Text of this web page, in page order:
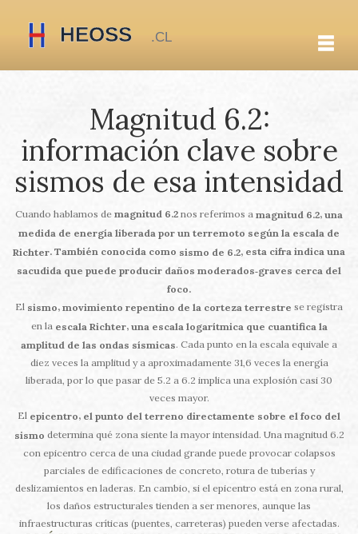
Magnitud 6.2:
información clave sobre
sismos de esa intensidad
Cuando hablamos de magnitud 6.2 nos referimos a magnitud 6.2, una
medida de energía liberada por un terremoto según la escala de
Richter. También conocida como sismo de 6.2, esta cifra indica una
sacudida que puede producir daños moderados‑graves cerca del
foco.
El sismo, movimiento repentino de la corteza terrestre se registra
en la escala Richter, una escala logarítmica que cuantifica la
amplitud de las ondas sísmicas. Cada punto en la escala equivale a
diez veces la amplitud y a aproximadamente 31,6 veces la energía
liberada, por lo que pasar de 5.2 a 6.2 implica una explosión casi 30
veces mayor.
El epicentro, el punto del terreno directamente sobre el foco del
sismo determina qué zona siente la mayor intensidad. Una magnitud 6.2
con epicentro cerca de una ciudad grande puede provocar colapsos
parciales de edificaciones de concreto, rotura de tuberías y
deslizamientos en laderas. En cambio, si el epicentro está en zona rural,
los daños estructurales tienden a ser menores, aunque las
infraestructuras críticas (puentes, carreteras) pueden verse afectadas.